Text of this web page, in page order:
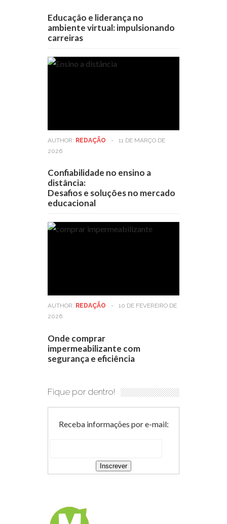
Educação e liderança no
ambiente virtual: impulsionando
carreiras
AUTHOR: REDAÇÃO -
11 DE MARÇO DE
2026
Confiabilidade no ensino a
distância:
Desafios e soluções no mercado
educacional
AUTHOR: REDAÇÃO -
10 DE FEVEREIRO DE
2026
Onde comprar
impermeabilizante com
segurança e eficiência
Fique por dentro!
Receba informações por e-mail: